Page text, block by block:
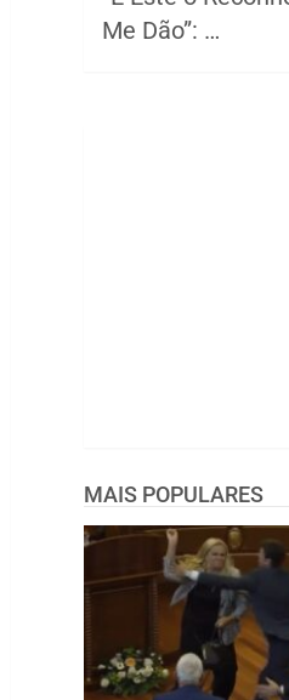
Me Dão”: …
MAIS POPULARES